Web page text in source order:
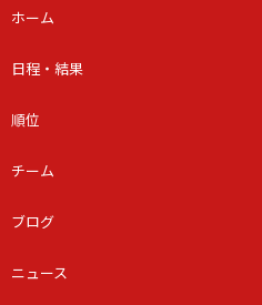
ホーム
日程・結果
順位
チーム
ブログ
ニュース